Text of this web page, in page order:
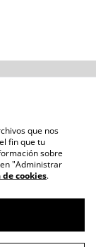
que nos
fin que tu
sobre
"Administrar
cookies.